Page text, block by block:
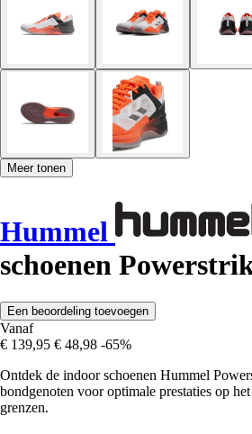
Meer tonen
Hummel
schoenen
Een beoordeling toevoegen
Vanaf
€ 139,95 € 48,98 -65%
Ontdek de indoor schoenen Hummel
bondgenoten voor optimale prestaties op
grenzen.